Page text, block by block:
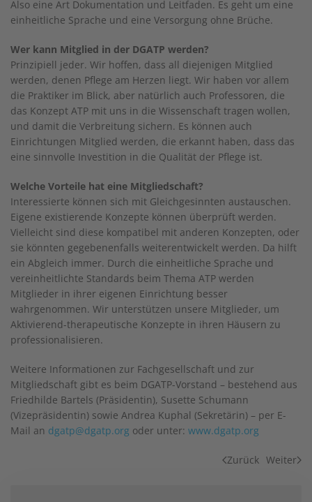
Also eine Art Dokumentation und Leitfaden. Es geht um eine
einheitliche Sprache und eine Versorgung ohne Brüche.
Wer kann Mitglied in der DGATP werden?
Prinzipiell jeder. Wir hoffen, dass all diejenigen Mitglied
werden, denen Pflege am Herzen liegt. Wir haben vor allem
die Praktiker im Blick, aber natürlich auch Professoren, die
das Konzept ATP mit uns in die Wissenschaft tragen wollen,
und damit die Verbreitung sichern. Es können auch
Einrichtungen Mitglied werden, die erkannt haben, dass das
eine sinnvolle Investition in die Qualität der Pflege ist.
Welche Vorteile hat eine Mitgliedschaft?
Interessierte können sich mit Gleichgesinnten austauschen.
Eigene existierende Konzepte können überprüft werden.
Vielleicht sind diese kompatibel mit anderen Konzepten, oder
sie könnten gegebenenfalls weiterentwickelt werden. Da hilft
ein Abgleich immer. Durch die einheitliche Sprache und
vereinheitlichte Standards beim Thema ATP werden
Mitglieder in ihrer eigenen Einrichtung besser
wahrgenommen. Wir unterstützen unsere Mitglieder, um
Aktivierend-therapeutische Konzepte in ihren Häusern zu
professionalisieren.
Weitere Informationen zur Fachgesellschaft und zur
Mitgliedschaft gibt es beim DGATP-Vorstand – bestehend aus
Friedhilde Bartels (Präsidentin), Susette Schumann
(Vizepräsidentin) sowie Andrea Kuphal (Sekretärin) – per E-
Mail an dgatp@dgatp.org oder unter: www.dgatp.org
Zurück Weiter